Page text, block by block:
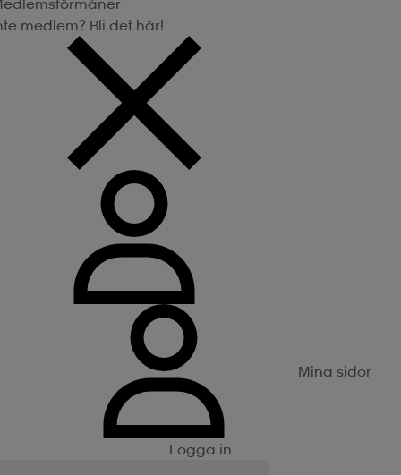
medlem? Bli det här!
Mina sidor
Logga in